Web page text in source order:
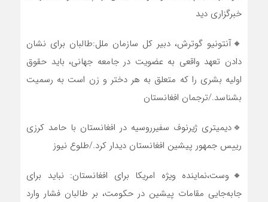
خبرگزاری دید
🔸‏آنتونیو گوترش، دبیر کل سازمان ملل:طالبان برای نشان
دادن تعهد واقعی به عضویت در جامعه جهانی، باید حقوق
اولیه بشری را که متعلق به هر دختر و زن است به رسمیت
بشناسد./ترجمان افغانستان
🔹دیمیتری ژیرنوف سفیرروسیه در افغانستان با حامد کرزی
رییس جمهور پیشین افغانستان دیدار کرد./طلوع نیوز
🔸وست،نماینده ویژه امریکا برای افغانستان: نباید برای
جابه‌جایی مقامات پیشین در حکومت، بر طالبان فشار وارد